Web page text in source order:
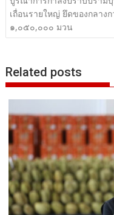
เถื่อนรายใหญ่ ยึดของกลางก
๑,๐๕๐,๐๐๐ มวน
Related posts